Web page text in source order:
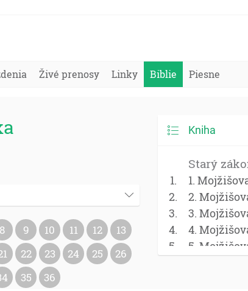
Živé prenosy Linky Biblie Piesne
8 9 10 11 12
13
22 23 24 25
26
35 36
Kniha
Starý
1.
2.
3.
4.
5.